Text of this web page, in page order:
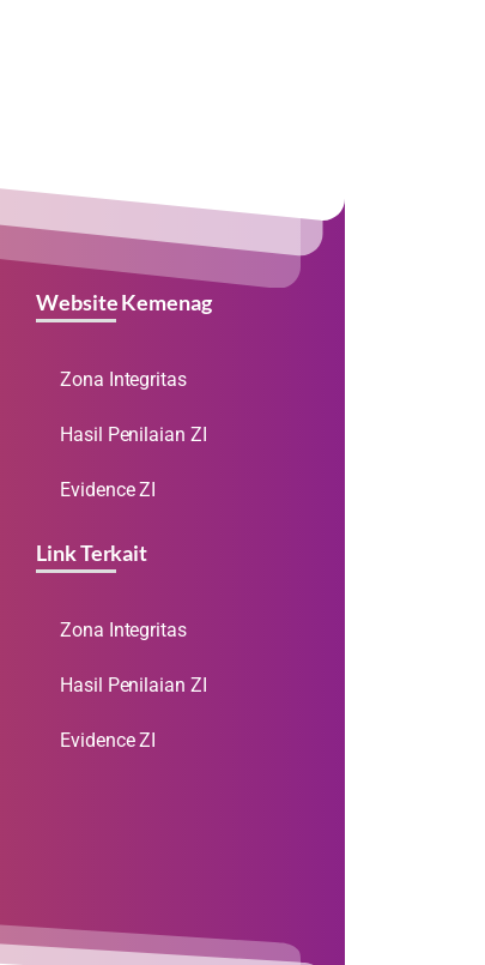
Website Kemenag
Zona Integritas
Hasil Penilaian ZI
Evidence ZI
Link Terkait
Zona Integritas
Hasil Penilaian ZI
Evidence ZI